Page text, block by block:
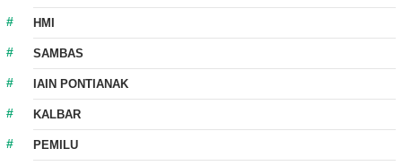
HMI
SAMBAS
IAIN PONTIANAK
KALBAR
PEMILU